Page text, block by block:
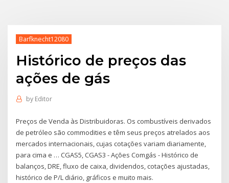
Barfknecht12080
Histórico de preços das
ações de gás
by Editor
Preços de Venda às Distribuidoras. Os combustíveis derivados
de petróleo são commodities e têm seus preços atrelados aos
mercados internacionais, cujas cotações variam diariamente,
para cima e … CGAS5, CGAS3 - Ações Comgás - Histórico de
balanços, DRE, fluxo de caixa, dividendos, cotações ajustadas,
histórico de P/L diário, gráficos e muito mais.